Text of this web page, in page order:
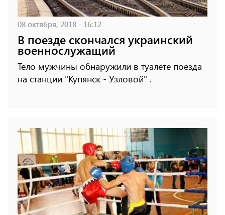
08 октября, 2018 - 16:12
В поезде скончался украинский
военнослужащий
Тело мужчины обнаружили в туалете поезда
на станции "Купянск - Узловой" .